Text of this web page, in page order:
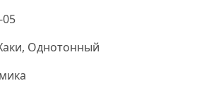
05
Однотонный